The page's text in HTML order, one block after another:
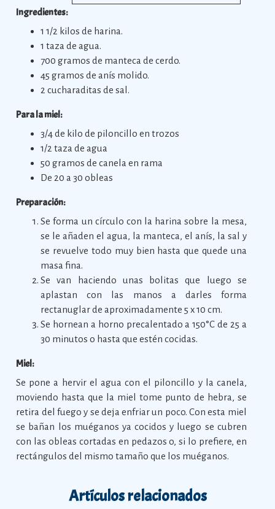
Ingredientes:
1 1/2 kilos de harina.
1 taza de agua.
700 gramos de manteca de cerdo.
45 gramos de anís molido.
2 cucharaditas de sal.
Para la miel:
3/4 de kilo de piloncillo en trozos
1/2 taza de agua
50 gramos de canela en rama
De 20 a 30 obleas
Preparación:
Se forma un círculo con la harina sobre la mesa,
se le añaden el agua, la manteca, el anís, la sal y
se revuelve todo muy bien hasta que quede una
masa fina.
Se van haciendo unas bolitas que luego se
aplastan con las manos a darles forma
rectanuglar de aproximadamente 5 x 10 cm.
Se hornean a horno precalentado a 150°C de 25 a
30 minutos o hasta que estén cocidas.
Miel:
Se pone a hervir el agua con el piloncillo y la canela,
moviendo hasta que la miel tome punto de hebra, se
retira del fuego y se deja enfriar un poco. Con esta miel
se bañan los muéganos ya cocidos y luego se cubren
con las obleas cortadas en pedazos o, si lo prefiere, en
rectángulos del mismo tamaño que los muéganos.
Artículos relacionados